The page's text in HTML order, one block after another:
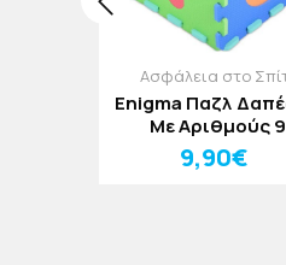
Ασφάλεια στο
Enigma Παζλ
Με Αριθμούς 9
Τεμάχια 30x30cm
9,90€